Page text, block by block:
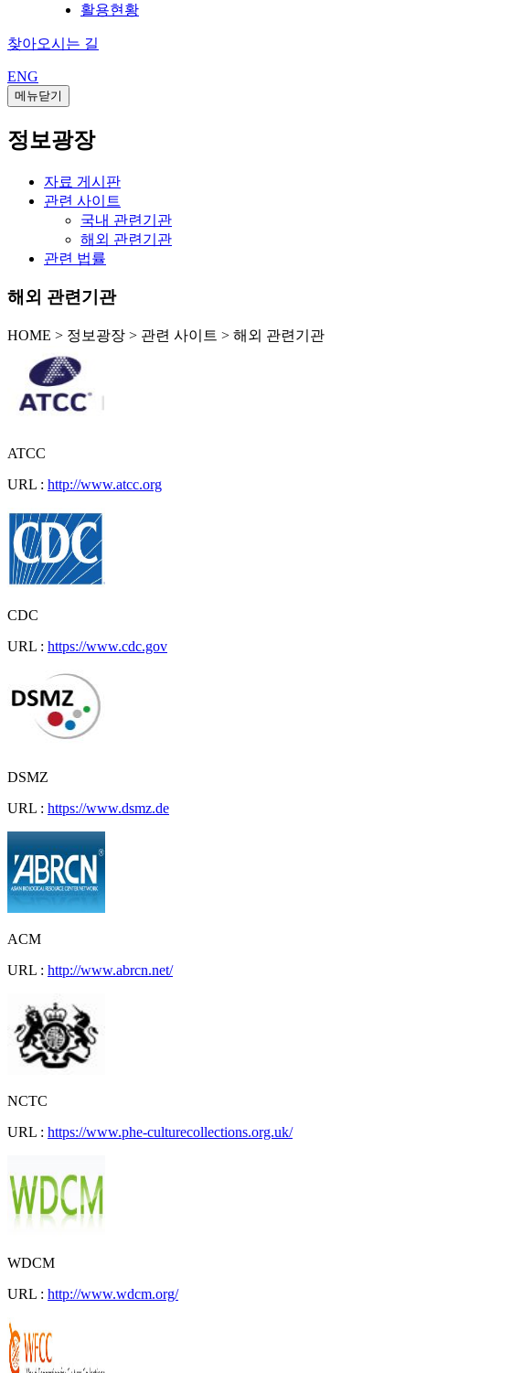
활용현황
찾아오시는 길
ENG
메뉴닫기
정보광장
자료 게시판
관련 사이트
국내 관련기관
해외 관련기관
관련 법률
해외 관련기관
HOME > 정보광장 > 관련 사이트 > 해외 관련기관
ATCC
URL : http://www.atcc.org
CDC
URL : https://www.cdc.gov
DSMZ
URL : https://www.dsmz.de
ACM
URL : http://www.abrcn.net/
NCTC
URL : https://www.phe-culturecollections.org.uk/
WDCM
URL : http://www.wdcm.org/